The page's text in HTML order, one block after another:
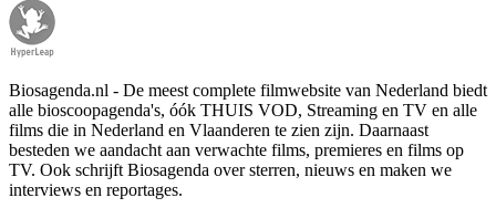
Biosagenda.nl - De meest complete filmwebsite van Nederland biedt
alle bioscoopagenda's, óók THUIS VOD, Streaming en TV en alle
films die in Nederland en Vlaanderen te zien zijn. Daarnaast
besteden we aandacht aan verwachte films, premieres en films op
TV. Ook schrijft Biosagenda over sterren, nieuws en maken we
interviews en reportages.